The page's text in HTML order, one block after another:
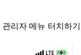
리자 메뉴 터치하기